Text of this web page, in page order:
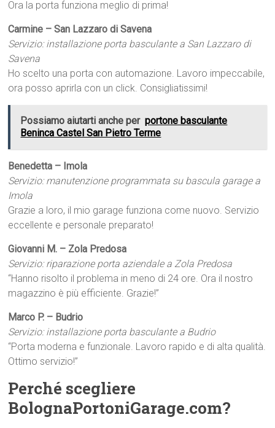
Ora la porta funziona meglio di prima!
Carmine – San Lazzaro di Savena
Servizio: installazione porta basculante a San Lazzaro di
Savena
Ho scelto una porta con automazione. Lavoro impeccabile,
ora posso aprirla con un click. Consigliatissimi!
Possiamo aiutarti anche per portone basculante
Beninca Castel San Pietro Terme
Benedetta – Imola
Servizio: manutenzione programmata su bascula garage a
Imola
Grazie a loro, il mio garage funziona come nuovo. Servizio
eccellente e personale preparato!
Giovanni M. – Zola Predosa
Servizio: riparazione porta aziendale a Zola Predosa
“Hanno risolto il problema in meno di 24 ore. Ora il nostro
magazzino è più efficiente. Grazie!”
Marco P. – Budrio
Servizio: installazione porta basculante a Budrio
“Porta moderna e funzionale. Lavoro rapido e di alta qualità.
Ottimo servizio!”
Perché scegliere
BolognaPortoniGarage.com?